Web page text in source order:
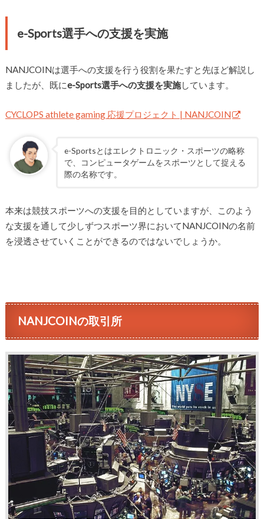
e-Sports選手への支援を実施
NANJCOINは選手への支援を行う役割を果たすと先ほど解説し
ましたが、既にe-Sports選手への支援を実施しています。
CYCLOPS athlete gaming 応援プロジェクト | NANJCOIN
e-Sportsとはエレクトロニック・スポーツの略称
で、コンピュータゲームをスポーツとして捉える
際の名称です。
本来は競技スポーツへの支援を目的としていますが、このよう
な支援を通して少しずつスポーツ界においてNANJCOINの名前
を浸透させていくことができるのではないでしょうか。
NANJCOINの取引所